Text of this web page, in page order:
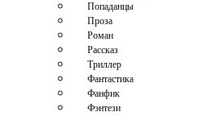
Попаданцы
Проза
Роман
Рассказ
Триллер
Фантастика
Фанфик
Фэнтези